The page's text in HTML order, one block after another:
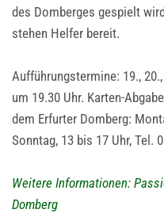
des Domberges gespielt
stehen Helfer bereit.
Aufführungstermine: 19.,
um 19.30 Uhr. Karten-
dem Erfurter Domberg:
Sonntag, 13 bis 17 Uhr, Tel.
Weitere Informationen:
Domberg